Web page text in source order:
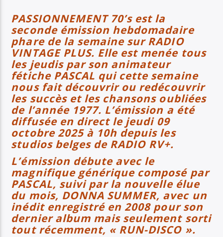
SOYEZ COOL ET RESTEZ EN FORME AVEC RV+
Radio Vintage Plus
PASSIONNEMENT 70’s est la
seconde émission hebdomadaire
phare de la semaine sur RADIO
VINTAGE PLUS. Elle est menée tous
les jeudis par son animateur
fétiche PASCAL qui cette semaine
nous fait découvrir ou redécouvrir
les succès et les chansons oubliées
de l’année 1977. L’émission a été
diffusée en direct le jeudi 09
octobre 2025 à 10h depuis les
studios belges de RADIO RV+.
L’émission débute avec le
magnifique générique composé par
PASCAL, suivi par la nouvelle élue
du mois, DONNA SUMMER, avec un
inédit enregistré en 2008 pour son
dernier album mais seulement sorti
tout récemment, « RUN-DISCO ».